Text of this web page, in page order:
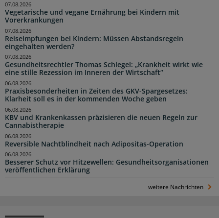
Vegetarische und vegane Ernährung bei Kindern mit
Vorerkrankungen
07.08.2026
Reiseimpfungen bei Kindern: Müssen Abstandsregeln
eingehalten werden?
07.08.2026
Gesundheitsrechtler Thomas Schlegel: „Krankheit wirkt wie
eine stille Rezession im Inneren der Wirtschaft“
07.08.2026
Praxisbesonderheiten in Zeiten des GKV-Spargesetzes:
Klarheit soll es in der kommenden Woche geben
06.08.2026
KBV und Krankenkassen präzisieren die neuen Regeln zur
Cannabistherapie
06.08.2026
Reversible Nachtblindheit nach Adipositas-Operation
06.08.2026
Besserer Schutz vor Hitzewellen: Gesundheitsorganisationen
veröffentlichen Erklärung
06.08.2026
weitere Nachrichten